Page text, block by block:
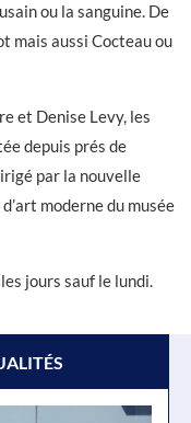
ou la sanguine. De
mais aussi Cocteau ou
et Denise Levy, les
depuis prés de
par la nouvelle
moderne du musée
jours sauf le lundi.